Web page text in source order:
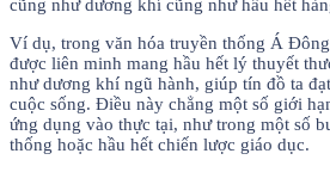
cũng như dương khí cũng như hầu hết
Ví dụ, trong văn hóa truyền thống Á
được liên minh mang hầu hết lý thuyết
như dương khí ngũ hành, giúp tín đồ ta
cuộc sống. Điều này chẳng một số giới
ứng dụng vào thực tại, như trong một số
thống hoặc hầu hết chiến lược giáo dục.